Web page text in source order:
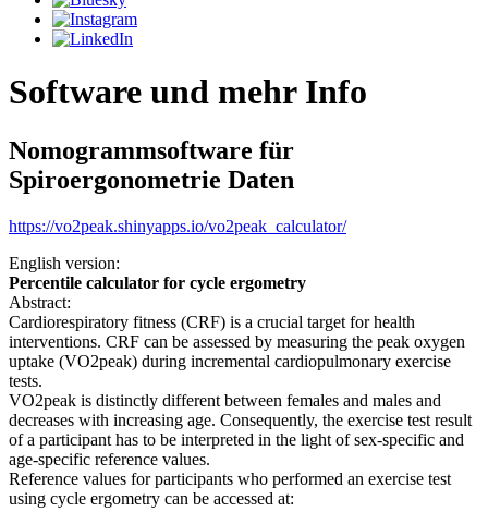
Software und mehr Info
Nomogrammsoftware für
Spiroergonometrie Daten
https://vo2peak.shinyapps.io/vo2peak_calculator/
English version:
Percentile calculator for cycle ergometry
Abstract:
Cardiorespiratory fitness (CRF) is a crucial target for health
interventions. CRF can be assessed by measuring the peak oxygen
uptake (VO2peak) during incremental cardiopulmonary exercise
tests.
VO2peak is distinctly different between females and males and
decreases with increasing age. Consequently, the exercise test result
of a participant has to be interpreted in the light of sex-specific and
age-specific reference values.
Reference values for participants who performed an exercise test
using cycle ergometry can be accessed at: